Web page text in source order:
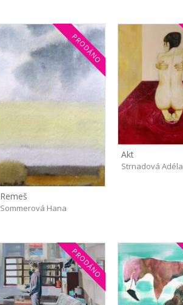
PRODÁNO
Remeš
Sommerová Hana
Akt
Strnadová Adéla
PRODÁNO